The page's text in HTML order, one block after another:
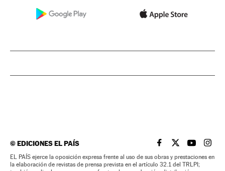
©EDICIONES EL PAÍS EL PAÍS BRASIL EN
EL PAÍSEL PAÍS
EL
EL PAÍS ejerce la oposición expresa frente al uso de sus obras y prestaciones en
la elaboración de revistas de prensa prevista en el artículo 32.1 del TRLPI;